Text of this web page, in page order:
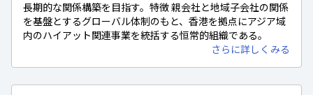
長期的な関係構築を目指す。特徴 親会社と地域子会社の関係
を基盤とするグローバル体制のもと、香港を拠点にアジア域
内のハイアット関連事業を統括する恒常的組織である。
さらに詳しくみる